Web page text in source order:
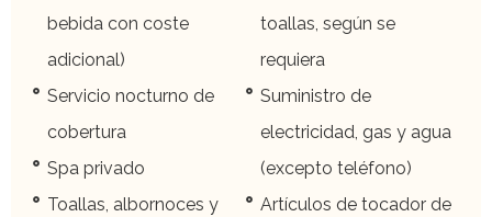
bebida con coste
adicional)
Servicio nocturno de
cobertura
Spa privado
Toallas, albornoces y
toallas, según se
requiera
Suministro de
electricidad, gas y agua
(excepto teléfono)
Artículos de tocador de